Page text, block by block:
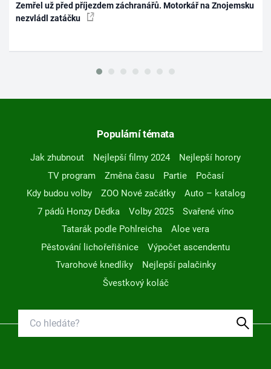
Zemřel už před příjezdem záchranářů. Motorkář na Znojemsku
nezvládl zatáčku
Populární témata
Jak zhubnout Nejlepší filmy 2024
Nejlepší horory
TV program
Změna času Partie
Počasí
Kdy budou volby
ZOO Nové začátky
Auto – katalog
7 pádů Honzy Dědka
Volby 2025
Svařené víno
Tatarák podle Pohlreicha
Aloe vera
Pěstování lichořeřišnice
Výpočet ascendentu
Tvarohové knedlíky
Nejlepší palačinky
Švestkový koláč